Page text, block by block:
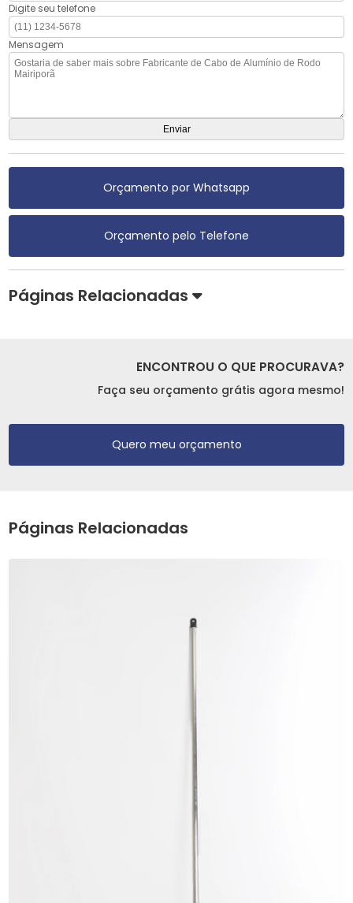
Digite seu telefone
Mensagem
Orçamento por Whatsapp
Orçamento pelo Telefone
Páginas Relacionadas
ENCONTROU O QUE PROCURAVA?
Faça seu orçamento grátis agora mesmo!
Quero meu orçamento
Páginas Relacionadas